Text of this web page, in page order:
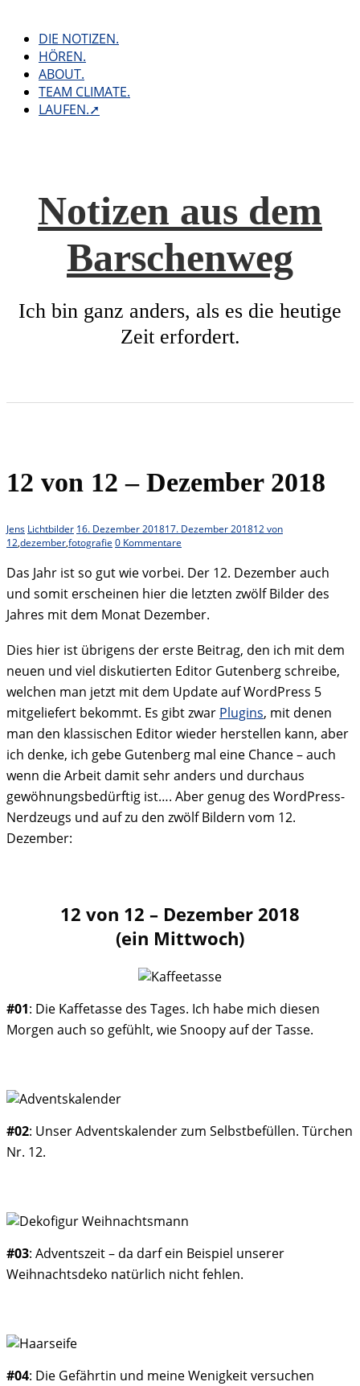
contentDIE NOTIZEN.
HÖREN.
ABOUT.
TEAM CLIMATE.
LAUFEN.➚
Notizen aus dem
Barschenweg
Ich bin ganz anders, als es die heutige
Zeit erfordert.
12 von 12 – Dezember 2018
Jens Lichtbilder 16. Dezember 201817. Dezember 201812 von
12,dezember,fotografie 0 Kommentare
Das Jahr ist so gut wie vorbei. Der 12. Dezember auch
und somit erscheinen hier die letzten zwölf Bilder des
Jahres mit dem Monat Dezember.
Dies hier ist übrigens der erste Beitrag, den ich mit dem
neuen und viel diskutierten Editor Gutenberg schreibe,
welchen man jetzt mit dem Update auf WordPress 5
mitgeliefert bekommt. Es gibt zwar Plugins, mit denen
man den klassischen Editor wieder herstellen kann, aber
ich denke, ich gebe Gutenberg mal eine Chance – auch
wenn die Arbeit damit sehr anders und durchaus
gewöhnungsbedürftig ist…. Aber genug des WordPress-
Nerdzeugs und auf zu den zwölf Bildern vom 12.
Dezember:
12 von 12 – Dezember 2018
(ein Mittwoch)
#01: Die Kaffetasse des Tages. Ich habe mich diesen
Morgen auch so gefühlt, wie Snoopy auf der Tasse.
#02: Unser Adventskalender zum Selbstbefüllen. Türchen
Nr. 12.
#03: Adventszeit – da darf ein Beispiel unserer
Weihnachtsdeko natürlich nicht fehlen.
#04: Die Gefährtin und meine Wenigkeit versuchen